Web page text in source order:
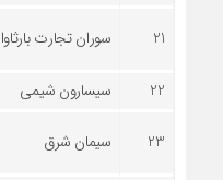
21 سوران تجارت بارثاوا
22
سیسارون شیمی
23 سیمان شرق